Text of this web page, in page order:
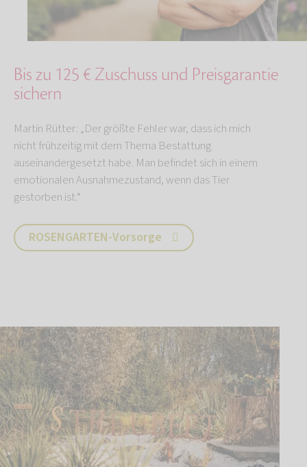
Bis zu 125 € Zuschuss und Preisgarantie
sichern
Martin Rütter: „Der größte Fehler war, dass ich mich
nicht frühzeitig mit dem Thema Bestattung
auseinandergesetzt habe. Man befindet sich in einem
emotionalen Ausnahmezustand, wenn das Tier
gestorben ist.“
ROSENGARTEN-Vorsorge